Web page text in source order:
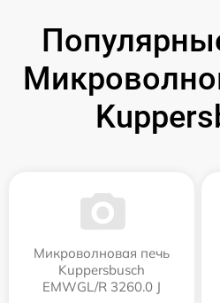
Микроволновая печь
Kuppersbusch
EMWGL/R 3260.0 J